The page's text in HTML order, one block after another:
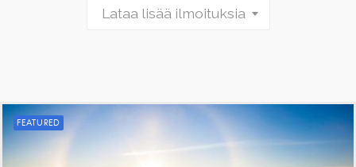
Lataa lisää ilmoituksia
FEATURED